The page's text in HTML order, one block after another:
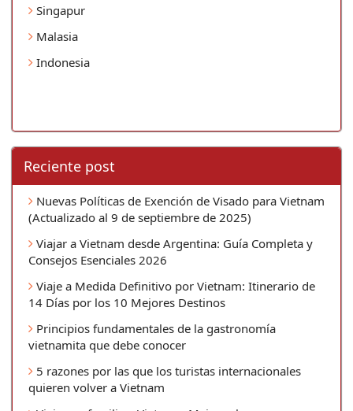
Singapur
Malasia
Indonesia
Reciente post
Nuevas Políticas de Exención de Visado para Vietnam
(Actualizado al 9 de septiembre de 2025)
Viajar a Vietnam desde Argentina: Guía Completa y
Consejos Esenciales 2026
Viaje a Medida Definitivo por Vietnam: Itinerario de
14 Días por los 10 Mejores Destinos
Principios fundamentales de la gastronomía
vietnamita que debe conocer
5 razones por las que los turistas internacionales
quieren volver a Vietnam